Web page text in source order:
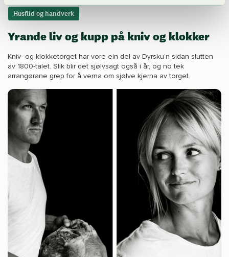
Husflid og handverk
Yrande liv og kupp på kniv og klokker
Kniv- og klokketorget har vore ein del av Dyrsku’n sidan slutten
av 1800-talet. Slik blir det sjølvsagt også i år, og no tek
arrangørane grep for å verna om sjølve kjerna av torget.